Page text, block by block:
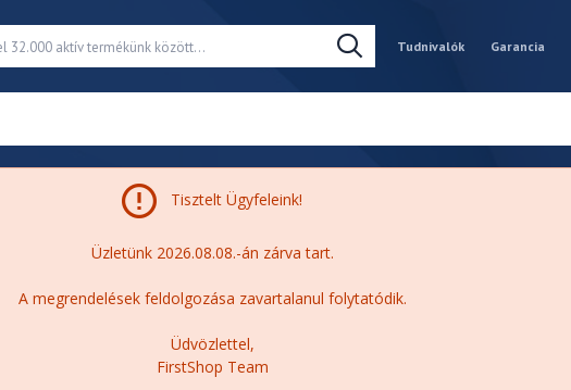
Tudnivalók Garancia
Tisztelt Ügyfeleink!
Üzletünk 2026.08.08.-án zárva tart.
A megrendelések feldolgozása zavartalanul folytatódik.
Üdvözlettel,
FirstShop Team